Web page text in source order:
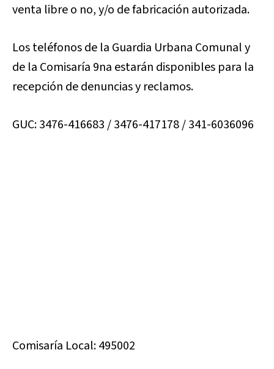
venta libre o no, y/o de fabricación autorizada.
Los teléfonos de la Guardia Urbana Comunal y
de la Comisaría 9na estarán disponibles para la
recepción de denuncias y reclamos.
GUC: 3476-416683 / 3476-417178 / 341-6036096
Comisaría Local: 495002